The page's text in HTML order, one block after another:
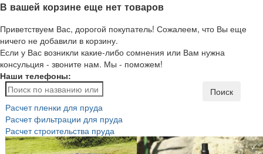
В вашей корзине еще нет товаров
Приветствуем Вас, дорогой покупатель! Сожалеем, что Вы еще
ничего не добавили в корзину.
Если у Вас возникли какие-либо сомнения или Вам нужна
консульция - звоните нам. Мы - поможем!
Наши телефоны:
Поиск
Расчет пленки для пруда
Расчет фильтрации для пруда
Расчет строительства пруда